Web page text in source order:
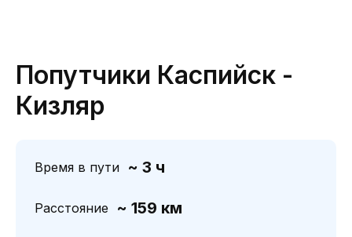
Попутчики Каспийск -
Кизляр
Время в пути ~ 3 ч
Расстояние ~ 159 км